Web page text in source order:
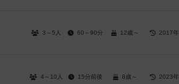
3～5人 60～90分 12歳～ 2017年
4～10人 15分前後 8歳～ 2023年